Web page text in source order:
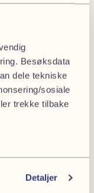
Besøksdata
dele tekniske
sosiale
trekke tilbake
Detaljer
ellerannet